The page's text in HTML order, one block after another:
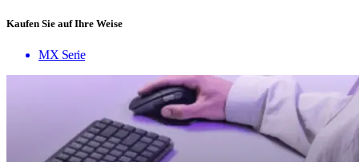
Kaufen Sie auf Ihre Weise
MX Serie